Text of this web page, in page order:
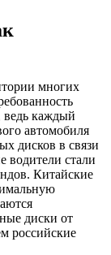
многих
ведь каждый
автомобиля
дисков в связи
водители стали
Китайские
диски от
российские